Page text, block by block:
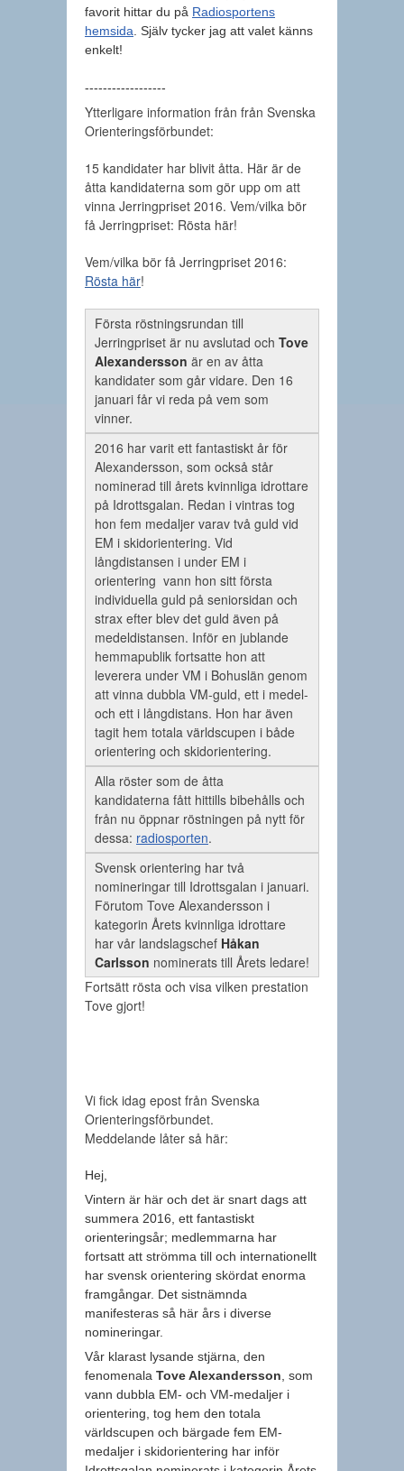
favorit hittar du på Radiosportens
hemsida . Själv tycker jag att valet känns
enkelt!
------------------
Ytterligare information från från Svenska
Orienteringsförbundet:
15 kandidater har blivit åtta. Här är de
åtta kandidaterna som gör upp om att
vinna Jerringpriset 2016. Vem/vilka bör
få Jerringpriset: Rösta här!
Vem/vilka bör få Jerringpriset 2016:
Rösta här!
Första röstningsrundan till
Jerringpriset är nu avslutad och Tove
Alexandersson är en av åtta
kandidater som går vidare. Den 16
januari får vi reda på vem som
vinner.
2016 har varit ett fantastiskt år för
Alexandersson, som också står
nominerad till årets kvinnliga idrottare
på Idrottsgalan. Redan i vintras tog
hon fem medaljer varav två guld vid
EM i skidorientering. Vid
långdistansen i under EM i
orientering vann hon sitt första
individuella guld på seniorsidan och
strax efter blev det guld även på
medeldistansen. Inför en jublande
hemmapublik fortsatte hon att
leverera under VM i Bohuslän genom
att vinna dubbla VM-guld, ett i medel-
och ett i långdistans. Hon har även
tagit hem totala världscupen i både
orientering och skidorientering.
Alla röster som de åtta
kandidaterna fått hittills bibehålls och
från nu öppnar röstningen på nytt för
dessa: radiosporten.
Svensk orientering har två
nomineringar till Idrottsgalan i januari.
Förutom Tove Alexandersson i
kategorin Årets kvinnliga idrottare
har vår landslagschef Håkan
Carlsson nominerats till Årets ledare!
Fortsätt rösta och visa vilken prestation
Tove gjort!
Vi fick idag epost från Svenska
Orienteringsförbundet.
Meddelande låter så här:
Hej,
Vintern är här och det är snart dags att
summera 2016, ett fantastiskt
orienteringsår; medlemmarna har
fortsatt att strömma till och internationellt
har svensk orientering skördat enorma
framgångar. Det sistnämnda
manifesteras så här års i diverse
nomineringar.
Vår klarast lysande stjärna, den
fenomenala Tove Alexandersson , som
vann dubbla EM- och VM-medaljer i
orientering, tog hem den totala
världscupen och bärgade fem EM-
medaljer i skidorientering har inför